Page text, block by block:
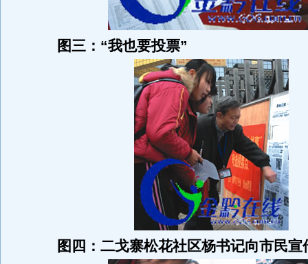
图三：“我也要投票”
图四：二戈寨松花社区杨书记向市民宣